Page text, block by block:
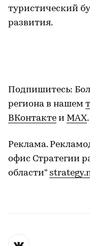
туристический
развития.
Подпишитесь:
региона в нашем
ВКонтакте и МАХ.
Реклама.
офис Стратегии
области"